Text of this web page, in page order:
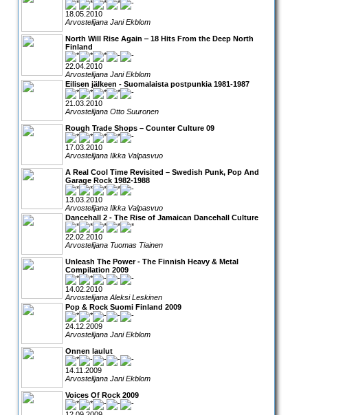
18.05.2010
Arvostelijana Jani Ekblom
North Will Rise Again ‒ 18 Hits From the Deep North
Finland
22.04.2010
Arvostelijana Jani Ekblom
Eilisen jälkeen - Suomalaista postpunkia 1981-1987
21.03.2010
Arvostelijana Otto Suuronen
Rough Trade Shops – Counter Culture 09
17.03.2010
Arvostelijana Ilkka Valpasvuo
A Real Cool Time Revisited – Swedish Punk, Pop And
Garage Rock 1982-1988
13.03.2010
Arvostelijana Ilkka Valpasvuo
Dancehall 2 - The Rise of Jamaican Dancehall Culture
22.02.2010
Arvostelijana Tuomas Tiainen
Unleash The Power - The Finnish Heavy & Metal
Compilation 2009
14.02.2010
Arvostelijana Aleksi Leskinen
Pop & Rock Suomi Finland 2009
24.12.2009
Arvostelijana Jani Ekblom
Onnen laulut
14.11.2009
Arvostelijana Jani Ekblom
Voices Of Rock 2009